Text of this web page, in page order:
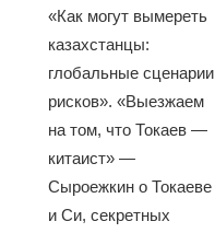
«Как могут вымереть
казахстанцы:
глобальные сценарии
рисков». «Выезжаем
на том, что Токаев —
китаист» —
Сыроежкин о Токаеве
и Си, секретных